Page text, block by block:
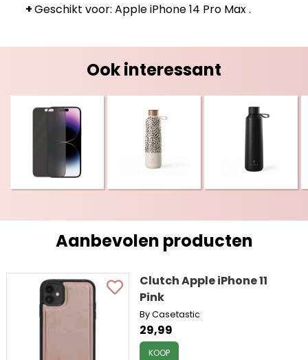
+Geschikt voor: Apple iPhone 14 Pro Max .
Ook interessant
Aanbevolen producten
Clutch Apple iPhone 11
Pink
By Casetastic
29,99
KOOP